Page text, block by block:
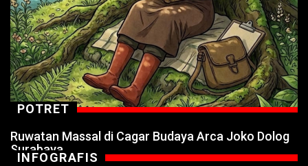
POTRET
Ruwatan Massal di Cagar Budaya Arca Joko Dolog
Surabaya
INFOGRAFIS